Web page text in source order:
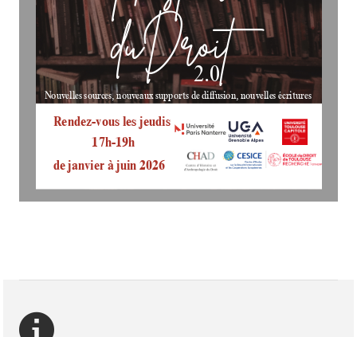
duDroit
de janvier à juin 2026
2.0
Nouvelles sources, nouveaux supports de diffusion, nouvelles écritures
Rendez-vous les jeudis
17h-19h